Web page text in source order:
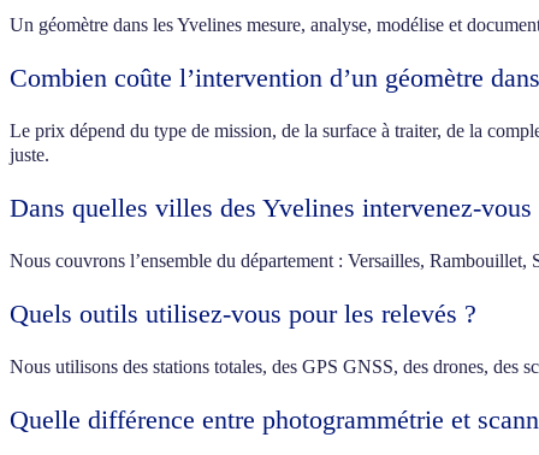
Un géomètre dans les Yvelines mesure, analyse, modélise et
Combien coûte l’intervention d’un géomètre
Le prix dépend du type de mission, de la surface à traiter, de la
juste.
Dans quelles villes des Yvelines intervenez-vous
Nous couvrons l’ensemble du département : Versailles,
Quels outils utilisez-vous pour les relevés ?
Nous utilisons des stations totales, des GPS GNSS, des drones, des
Quelle différence entre photogrammétrie et